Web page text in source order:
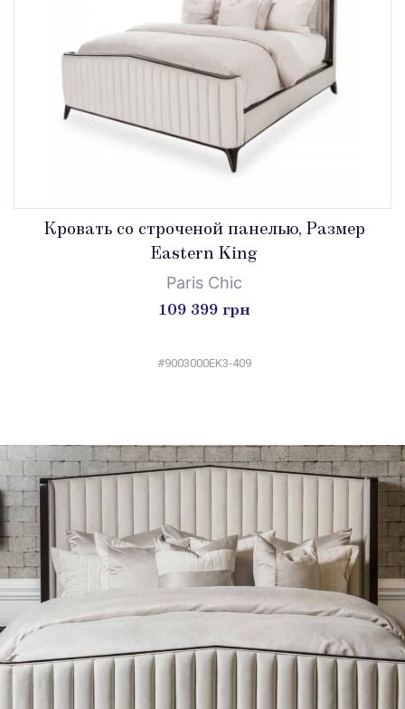
Кровать со строченой панелью, Размер
Eastern King
Paris Chic
109 399 грн
#9003000EK3-409